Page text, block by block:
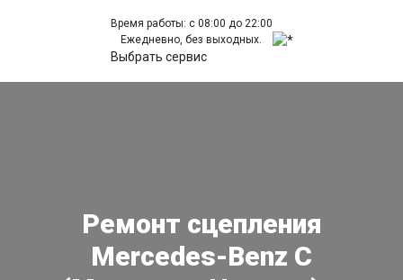
Время работы: с 08:00 до 22:00
Ежедневно, без выходных.
Выбрать сервис
Ремонт сцепления
Mercedes-Benz C